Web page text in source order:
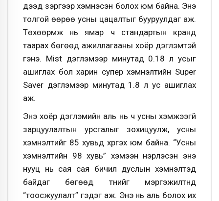
дээд зэргээр хэмнэсэн болох юм байна. Энэ
толгой өөрөө усны цацалтыг бууруулдаг аж.
Төхөөрмж нь ямар ч стандартын кранд
таарах бөгөөд ажиллагааны хоёр дэглэмтэй
гэнэ. Mist дэглэмээр минутад 0.18 л усыг
ашиглах бол харин супер хэмнэлтийн Super
Saver дэглэмээр минутад 1.8 л ус ашиглах
аж.
Энэ хоёр дэглэмийн аль нь ч усны хэмжээгүй
зарцуулалтын урсгалыг зохицуулж, усны
хэмнэлтийг 85 хувьд хүргэх юм байна. “Усны
хэмнэлтийн 98 хувь” хэмээн нэрлэсэн энэ
нууц нь сая сая бичил дуслын хэмнэлтэд
байдаг бөгөөд түүнийг мэргэжилтнүүд
“тоосжуулалт” гэдэг аж. Энэ нь аль болох их